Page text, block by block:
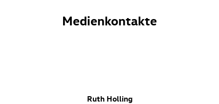
Medienkontakte
Ruth Holling